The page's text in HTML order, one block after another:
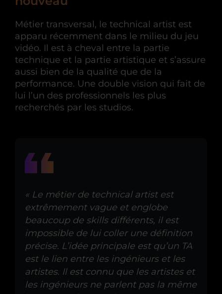
Métier transversal, le technical artist est
apparu récemment dans le milieu du jeu
vidéo. Il est à cheval entre la partie
technique et la partie artistique et s’assure
aussi bien de la qualité que de la
performance. Une double vision qui fait de
lui l’un des professionnels les plus
recherchés par les studios.
« Le métier de technical artist est
extrêmement vague et englobe
beaucoup de skills différents, il est
impossible de lui coller une définition
précise. L’idée principale est qu’un TA
est le lien entre les ingénieurs et les
artistes. Il est connu que les artistes et
les ingénieurs ne parlent pas la même